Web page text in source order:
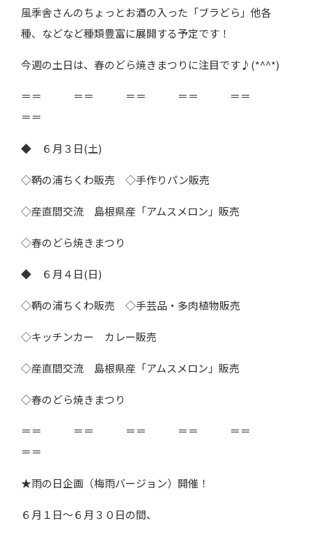
風季舎さんのちょっとお酒の入った「ブラどら」他各
種、などなど種類豊富に展開する予定です！
今週の土日は、春のどら焼きまつりに注目です♪(*^^*)
＝＝ ＝＝ ＝＝ ＝＝ ＝＝
＝＝
◆ ６月３日(土)
◇鞆の浦ちくわ販売 ◇手作りパン販売
◇産直間交流 島根県産「アムスメロン」販売
◇春のどら焼きまつり
◆ ６月４日(日)
◇鞆の浦ちくわ販売 ◇手芸品・多肉植物販売
◇キッチンカー カレー販売
◇産直間交流 島根県産「アムスメロン」販売
◇春のどら焼きまつり
＝＝ ＝＝ ＝＝ ＝＝ ＝＝
＝＝
★雨の日企画（梅雨バージョン）開催！
６月１日～６月３０日の間、